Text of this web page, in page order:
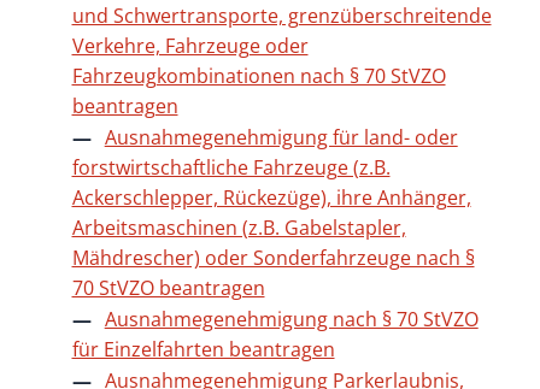
und Schwertransporte, grenzüberschreitende
Verkehre, Fahrzeuge oder
Fahrzeugkombinationen nach § 70 StVZO
beantragen
Ausnahmegenehmigung für land- oder
forstwirtschaftliche Fahrzeuge (z.B.
Ackerschlepper, Rückezüge), ihre Anhänger,
Arbeitsmaschinen (z.B. Gabelstapler,
Mähdrescher) oder Sonderfahrzeuge nach §
70 StVZO beantragen
Ausnahmegenehmigung nach § 70 StVZO
für Einzelfahrten beantragen
Ausnahmegenehmigung Parkerlaubnis,